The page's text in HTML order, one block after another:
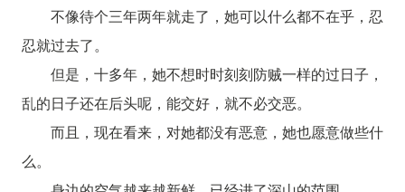
不像待个三年两年就走了，她可以什么都不在乎，忍
忍就过去了。
但是，十多年，她不想时时刻刻防贼一样的过日子，
乱的日子还在后头呢，能交好，就不必交恶。
而且，现在看来，对她都没有恶意，她也愿意做些什
么。